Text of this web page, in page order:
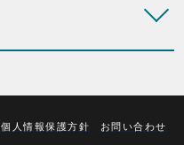
個人情報保護方針 お問い合わせ